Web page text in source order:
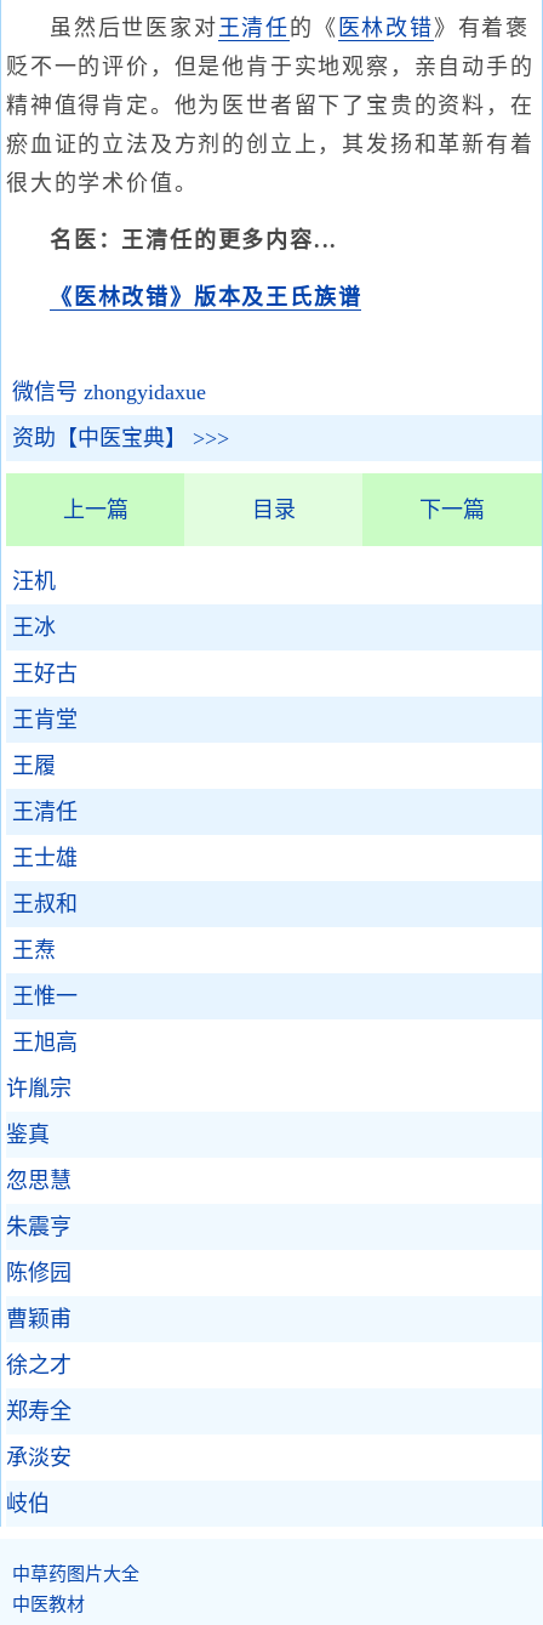
虽然后世医家对王清任 的《 医林改错》有着褒
贬不一的评价，但是他肯于实地观察，亲自动手的
精神值得肯定。他为医世者留下了宝贵的资料，在
瘀血证的立法及方剂的创立上，其发扬和革新有着
很大的学术价值。
名医：王清任的更多内容...
《医林改错》版本及王氏族谱
微信号 zhongyidaxue
资助【中医宝典】 >>>
上一篇 目录 下一篇
汪机
王冰
王好古
王肯堂
王履
王清任
王士雄
王叔和
王焘
王惟一
王旭高
许胤宗
鉴真
忽思慧
朱震亨
陈修园
曹颖甫
徐之才
郑寿全
承淡安
岐伯
中草药图片大全
中医教材